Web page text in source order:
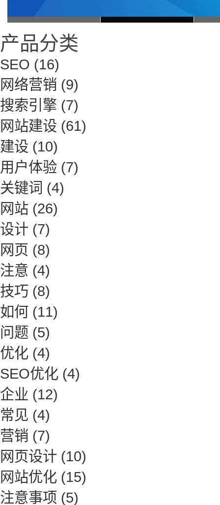
产品分类
SEO (16)
网络营销 (9)
搜索引擎 (7)
网站建设 (61)
建设 (10)
用户体验 (7)
关键词 (4)
网站 (26)
设计 (7)
网页 (8)
注意 (4)
技巧 (8)
如何 (11)
问题 (5)
优化 (4)
SEO优化 (4)
企业 (12)
常见 (4)
营销 (7)
网页设计 (10)
网站优化 (15)
注意事项 (5)